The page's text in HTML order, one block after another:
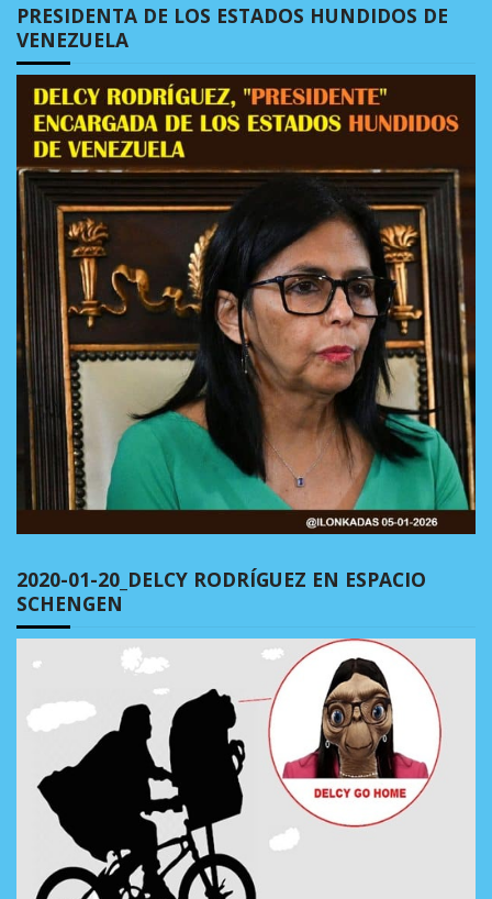
PRESIDENTA DE LOS ESTADOS HUNDIDOS DE
VENEZUELA
2020-01-20_DELCY RODRÍGUEZ EN ESPACIO
SCHENGEN